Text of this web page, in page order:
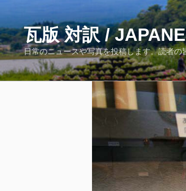
テ
ン
ツ
ス
瓦版 対訳 /
日常のニュースや写真を投稿します。読者